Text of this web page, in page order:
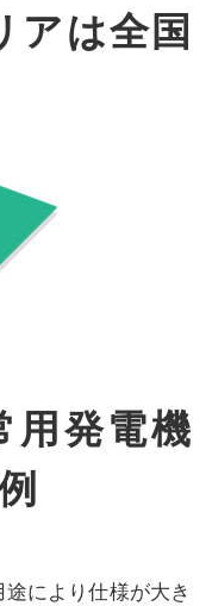
アは全国
用発電機
により仕様が大き